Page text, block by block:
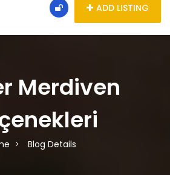
ADD LISTING
Merdiven
Blog Details